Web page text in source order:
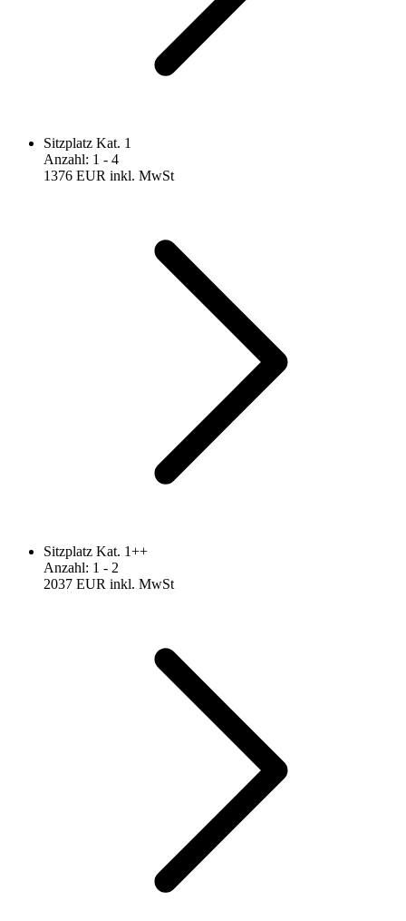
Sitzplatz Kat. 1
Anzahl: 1 - 4
1376 EUR inkl. MwSt
Sitzplatz Kat. 1++
Anzahl: 1 - 2
2037 EUR inkl. MwSt